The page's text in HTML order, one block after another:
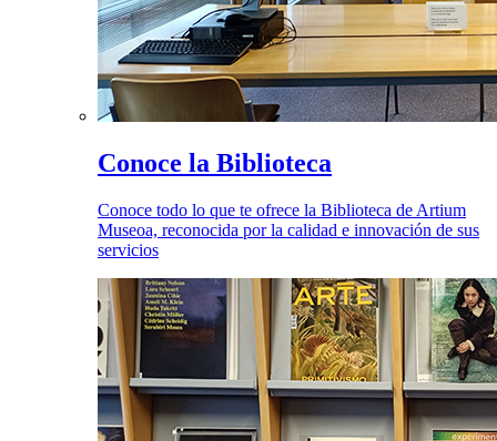
Conoce la Biblioteca
Conoce todo lo que te ofrece la Biblioteca de Artium
Museoa, reconocida por la calidad e innovación de sus
servicios